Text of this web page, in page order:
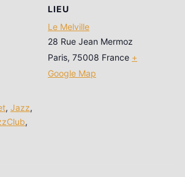
, Jazz,
,
LIEU
Le Melville
28 Rue Jean Mermoz
Paris, 75008 France +
Google Map